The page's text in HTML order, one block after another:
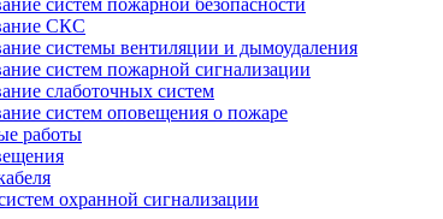
систем пожарной безопасности
СКС
системы вентиляции и дымоудаления
систем пожарной сигнализации
слаботочных систем
систем оповещения о пожаре
работы
охранной сигнализации